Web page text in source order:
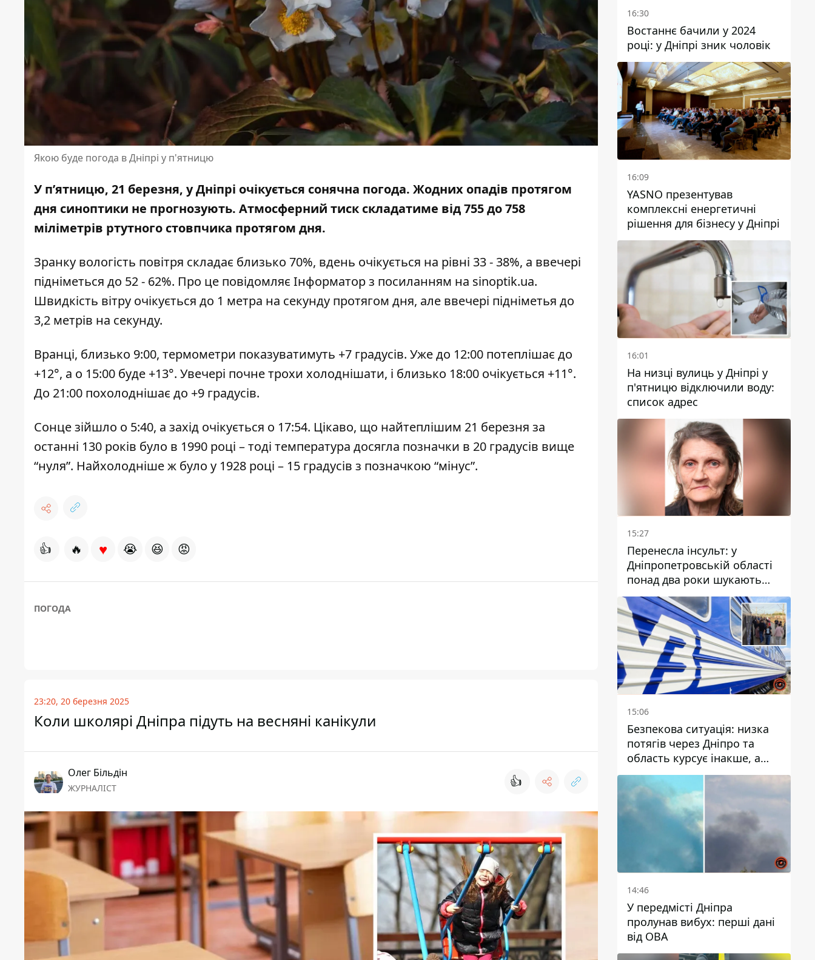
Якою буде погода в Дніпрі у п'ятницю
У п’ятницю, 21 березня, у Дніпрі очікується сонячна погода. Жодних опадів протягом
дня синоптики не прогнозують. Атмосферний тиск складатиме від 755 до 758
міліметрів ртутного стовпчика протягом дня.
Зранку вологість повітря складає близько 70%, вдень очікується на рівні 33 - 38%, а ввечері
підніметься до 52 - 62%. Про це повідомляє Інформатор з посиланням на sinoptik.ua.
Швидкість вітру очікується до 1 метра на секунду протягом дня, але ввечері підніметья до
3,2 метрів на секунду.
Вранці, близько 9:00, термометри показуватимуть +7 градусів. Уже до 12:00 потеплішає до
+12°, а о 15:00 буде +13°. Увечері почне трохи холоднішати, і близько 18:00 очікується +11°.
До 21:00 похолоднішає до +9 градусів.
Сонце зійшло о 5:40, а захід очікується о 17:54. Цікаво, що найтеплішим 21 березня за
останні 130 років було в 1990 році – тоді температура досягла позначки в 20 градусів вище
“нуля”. Найхолодніше ж було у 1928 році – 15 градусів з позначкою “мінус”.
👍 🔥 ♥ 😭 😆 😡
ПОГОДА
23:20, 20 березня 2025
Коли школярі Дніпра підуть на весняні канікули
Олег Більдін
ЖУРНАЛІСТ 👍
16:30
Востаннє бачили у 2024
році: у Дніпрі зник чоловік
16:09
YASNO презентував
комплексні енергетичні
рішення для бізнесу у Дніпрі
16:01
На низці вулиць у Дніпрі у
п'ятницю відключили воду:
список адрес
15:27
Перенесла інсульт: у
Дніпропетровській області
понад два роки шукають
зниклу жінку
15:06
Безпекова ситуація: низка
потягів через Дніпро та
область курсує інакше, а
частину шляху замінили
автобусами та
електричками
14:46
У передмісті Дніпра
пролунав вибух: перші дані
від ОВА